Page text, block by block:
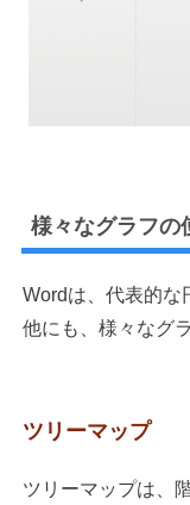
様々なグラフの
Wordは、代表的な
他にも、様々なグ
ツリーマップ
ツリーマップは、